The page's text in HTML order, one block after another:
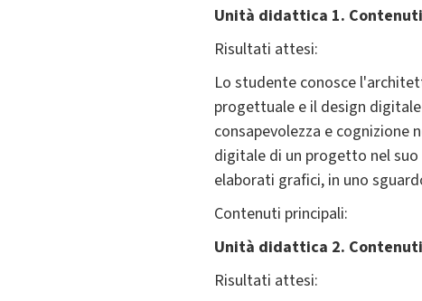
Unità didattica 1.
Risultati attesi:
Lo studente conosce
progettuale e il design
consapevolezza e
digitale di un progetto nel
elaborati grafici, in uno
Contenuti principali:
Unità didattica 2.
Risultati attesi: